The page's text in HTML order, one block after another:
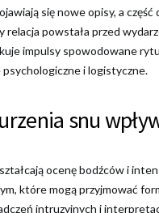
się nowe opisy, a
powstała przed
impulsy spowodowane
i logistyczne.
snu
ocenę bodźców i
które mogą przyjmować
intruzyjnych i